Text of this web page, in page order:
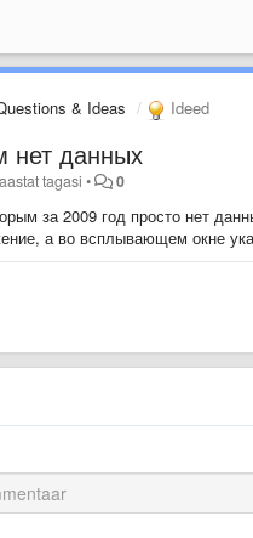
& Ideas Ideed
нет данных
tagasi • 0
за 2009 год просто нет
а во всплывающем окне